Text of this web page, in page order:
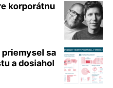
korporátnu
sa
a dosiahol